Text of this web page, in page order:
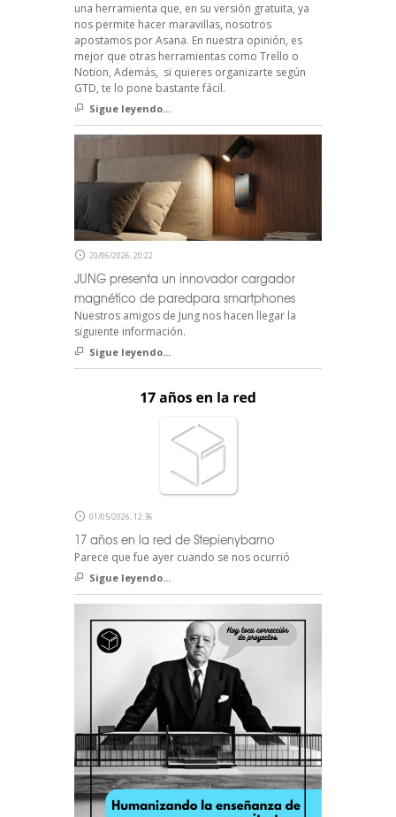
una herramienta que, en su versión gratuita, ya
nos permite hacer maravillas, nosotros
apostamos por Asana. En nuestra opinión, es
mejor que otras herramientas como Trello o
Notion, Además, si quieres organizarte según
GTD, te lo pone bastante fácil.
Sigue leyendo...
20/06/2026, 20:22
JUNG presenta un innovador cargador
magnético de paredpara smartphones
Nuestros amigos de Jung nos hacen llegar la
siguiente información.
Sigue leyendo...
01/05/2026, 12:36
17 años en la red de Stepienybarno
Parece que fue ayer cuando se nos ocurrió
Sigue leyendo...